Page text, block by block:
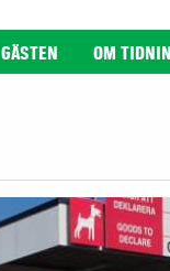
GÄSTEN OM